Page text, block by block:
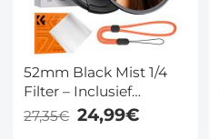
52mm Black Mist 1/4
Filter – Inclusief
Lensdop en
Onderhoudsdoekje,
27,35€ 24,99€